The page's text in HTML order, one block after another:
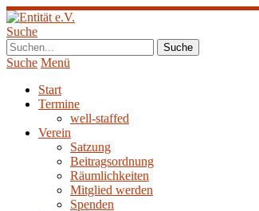
Suche
Suche Menü
Start
Termine
well-staffed
Verein
Satzung
Beitragsordnung
Räumlichkeiten
Mitglied werden
Spenden